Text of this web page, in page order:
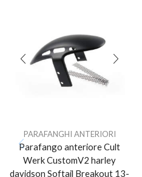
PARAFANGHI ANTERIORI
Parafango anteriore Cult
Werk CustomV2 harley
davidson Softail Breakout 13-